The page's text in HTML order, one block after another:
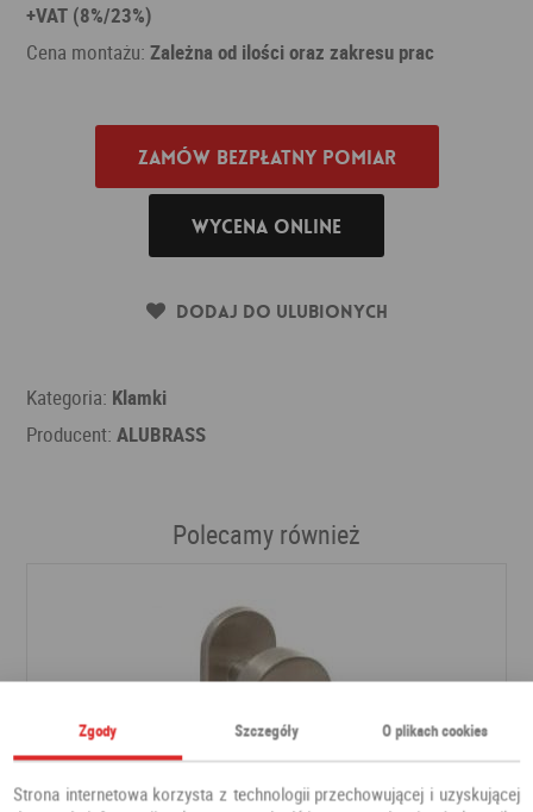
+VAT (8%/23%)
Cena montażu:Zależna od ilości oraz zakresu prac
Zamów bezpłatny pomiar
Wycena online
Dodaj do ulubionych
Kategoria: Klamki
Producent:ALUBRASS
Polecamy również
Zgody Szczegóły O plikach cookies
Strona internetowa korzysta z technologii przechowującej i uzyskującej